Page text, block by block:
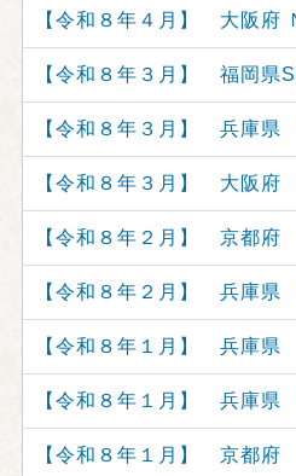
【令和８年４月】 大阪府
【令和８年３月】 福岡県
【令和８年３月】 兵庫
【令和８年３月】 大阪
【令和８年２月】 京都府
【令和８年２月】 兵庫
【令和８年１月】 兵庫県
【令和８年１月】 兵庫県
【令和８年１月】 京都府